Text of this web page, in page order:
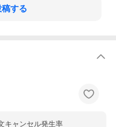
する
キャンセル発生率